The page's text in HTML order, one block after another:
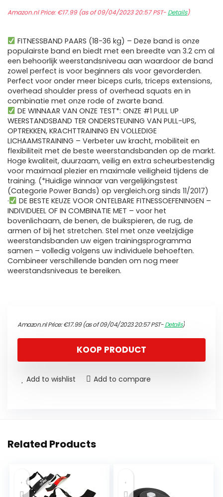
Amazon.nl Price:€17.99(as of 09/04/2023 20:57 PST- Details)
FITNESSBAND PAARS (18-36 kg) – Deze band is onze
populairste band en biedt met een breedte van 3.2 cm al
een behoorlijk weerstandsniveau aan waardoor de band
zowel perfect is voor beginners als voor gevorderden.
Perfect voor onder meer biceps curls, triceps extensions,
overhead shoulder press of overhead squats en in
combinatie met onze rode of zwarte band.
DE WINNAAR VAN ONZE TEST*: ONZE #1 PULL UP
WEERSTANDSBAND TER ONDERSTEUNING VAN PULL-UPS,
OPTREKKEN, KRACHTTRAINING EN VOLLEDIGE
LICHAAMSTRAINING – Verbeter uw kracht, mobiliteit en
flexibiliteit met de beste weerstandsbanden op de markt.
Hoge kwaliteit, duurzaam, veilig en extra scheurbestendig
voor maximaal plezier en maximale veiligheid tijdens de
training. (*Huidige winnaar van vergelijkingstest
(Categorie Power Bands) op vergleich.org sinds 11/2017)
·
DE BESTE KEUZE VOOR ONTELBARE FITNESSOEFENINGEN –
INDIVIDUEEL OF IN COMBINATIE MET – voor het
bovenlichaam, de benen, de buikspieren, de rug, de
armen of bij het stretchen. Stel met onze veelzijdige
weerstandsbanden uw eigen trainingsprogramma
samen – volledig volgens uw individuele behoeften.
Combineer verschillende banden om nog meer
weerstandsniveaus te bereiken.
Amazon.nl Price:€17.99(as of 09/04/2023 20:57 PST-Details)
KOOP PRODUCT
Add to wishlist Add to compare
Related Products